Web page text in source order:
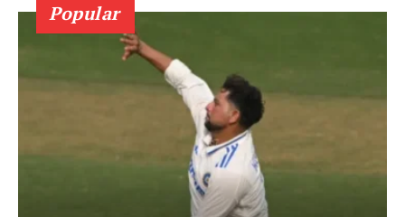
Popular